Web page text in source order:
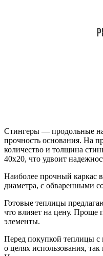
Стингеры — продольные
прочность основания. На
количество и толщина
40х20, что удвоит
Наиболее прочный каркас
диаметра, с обваренными
Готовые теплицы
что влияет на цену. Проще
элементы.
Перед покупкой теплицы с
о целях использования,